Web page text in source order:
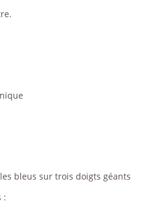
bleus sur trois doigts géants
: